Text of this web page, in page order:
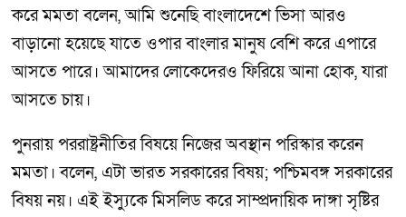
করে মমতা বলেন, আমি শুনেছি বাংলাদেশে ভিসা আরও
বাড়ানো হয়েছে যাতে ওপার বাংলার মানুষ বেশি করে এপারে
আসতে পারে। আমাদের লোকেদেরও ফিরিয়ে আনা হোক, যারা
আসতে চায়।
পুনরায় পররাষ্ট্রনীতির বিষয়ে নিজের অবস্থান পরিস্কার করেন
মমতা। বলেন, এটা ভারত সরকারের বিষয়; পশ্চিমবঙ্গ সরকারের
বিষয় নয়। এই ইস্যুকে মিসলিড করে সাম্প্রদায়িক দাঙ্গা সৃষ্টির